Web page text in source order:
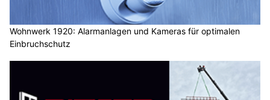
Wohnwerk 1920: Alarmanlagen und Kameras für optimalen
Einbruchschutz